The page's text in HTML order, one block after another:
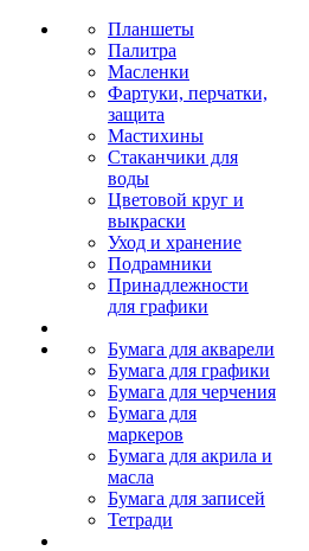
Планшеты
Палитра
Масленки
Фартуки, перчатки,
защита
Мастихины
Стаканчики для
воды
Цветовой круг и
выкраски
Уход и хранение
Подрамники
Принадлежности
для графики
Бумага для акварели
Бумага для графики
Бумага для черчения
Бумага для
маркеров
Бумага для акрила и
масла
Бумага для записей
Тетради